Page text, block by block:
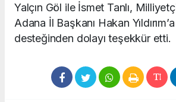
Yalçın Göl ile İsmet Tanlı,
Adana İl Başkanı Hakan
desteğinden dolayı teşekkür etti.